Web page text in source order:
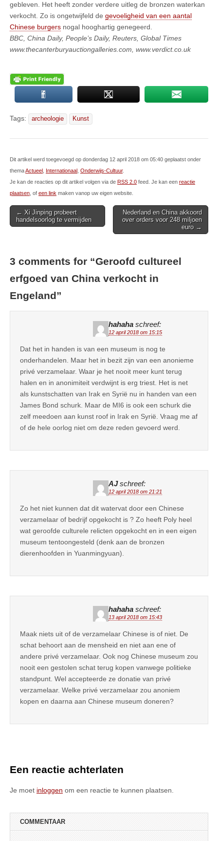
gebleven. Het heeft zonder verdere uitleg de bronzen waterkan
verkocht. Zo is ongetwijfeld de gevoeligheid van een aantal
Chinese burgers nogal hooghartig genegeerd.
BBC, China Daily, People’s Daily, Reuters, Global Times
www.thecanterburyauctiongalleries.com, www.verdict.co.uk
Tags: archeologie Kunst
Dit artikel werd toegevoegd op donderdag 12 april 2018 om 05:40 geplaatst onder
themaActueel , Internationaal , Onderwijs-Cultuur.
Je kan de reacties op dit artikel volgen via de RSS 2.0 feed. Je kan een reactie
plaatsen, of een link maken vanop uw eigen website.
Post
navigation
← Xi Jinping probeert
handelsoorlog te vermijden
Nederland en China akkoord
over orders voor 248 miljoen
euro →
3 comments for “Geroofd cultureel
erfgoed van China verkocht in
Engeland”
hahaha schreef:
12 april 2018 om 15:15
Dat het in handen is van een museum is nog te
onderhandelen. Maar het in bezit zijn van een anonieme
privé verzamelaar. Waar je het nooit meer kunt terug
halen en in anonimiteit verdwijnt is erg triest. Het is net
als kunstschatten van Irak en Syrië nu in handen van een
James Bond schurk. Maar de MI6 is ook een schurk die
zelf meedoen aan kunst roof in Irak en Syrië. Vraag me af
of de hele oorlog niet om deze reden gevoerd werd.
AJ schreef:
12 april 2018 om 21:21
Zo het niet kunnen dat dit watervat door een Chinese
verzamelaar of bedrijf opgekocht is ? Zo heeft Poly heel
wat geroofde culturele relicten opgekocht en in een eigen
museum tentoongesteld (denk aan de bronzen
dierenhoofden in Yuanmingyuan).
hahaha schreef:
13 april 2018 om 15:43
Maak niets uit of de verzamelaar Chinese is of niet. De
schat behoort aan de mensheid en niet aan ene of
andere privé verzamelaar. Ook nog Chinese museum zou
nooit een gestolen schat terug kopen vanwege politieke
standpunt. Wel accepteerde ze donatie van privé
verzamelaar. Welke privé verzamelaar zou anoniem
kopen en daarna aan Chinese museum doneren?
Een reactie achterlaten
Je moet inloggen om een reactie te kunnen plaatsen.
COMMENTAAR